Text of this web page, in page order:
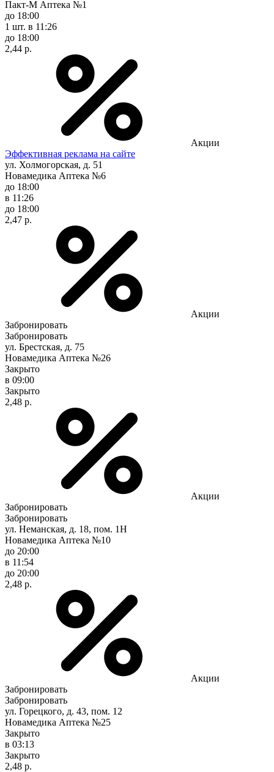
Пакт-М Аптека №1
до 18:00
1 шт. в 11:26
до 18:00
2,44 р.
Акции
Эффективная реклама на сайте
ул. Холмогорская, д. 51
Новамедика Аптека №6
до 18:00
в 11:26
до 18:00
2,47 р.
Акции
Забронировать
Забронировать
ул. Брестская, д. 75
Новамедика Аптека №26
Закрыто
в 09:00
Закрыто
2,48 р.
Акции
Забронировать
Забронировать
ул. Неманская, д. 18, пом. 1Н
Новамедика Аптека №10
до 20:00
в 11:54
до 20:00
2,48 р.
Акции
Забронировать
Забронировать
ул. Горецкого, д. 43, пом. 12
Новамедика Аптека №25
Закрыто
в 03:13
Закрыто
2,48 р.